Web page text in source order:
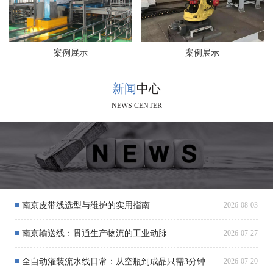
案例展示 案例展示
新闻中心
NEWS CENTER
南京皮带线选型与维护的实用指南 2026-08-03
南京输送线：贯通生产物流的工业动脉 2026-07-27
全自动灌装流水线日常：从空瓶到成品只需3分钟 2026-07-20